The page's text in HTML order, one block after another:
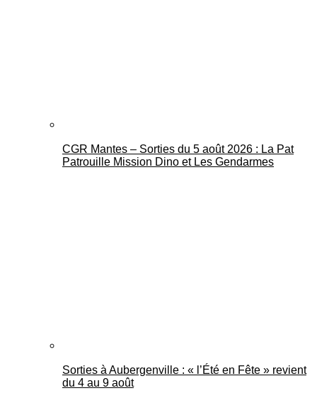
Mantes Actu
CGR Mantes – Sorties du 5 août 2026 : La Pat
Patrouille Mission Dino et Les Gendarmes
Sorties à Aubergenville : « l’Été en Fête » revient
du 4 au 9 août